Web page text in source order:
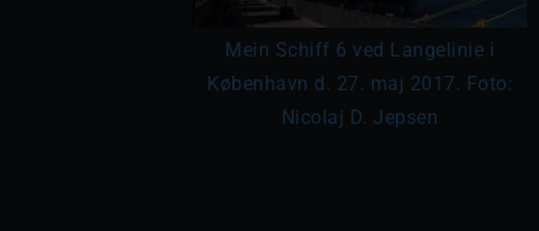
Mein Schiff 6 ved Langelinie i
København d. 27. maj 2017. Foto:
Nicolaj D. Jepsen